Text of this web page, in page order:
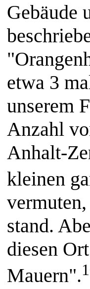
Gebäude
etwa 3
unserem
Anzahl
Anhalt-
kleinen
stand.
diesen
Mauern".